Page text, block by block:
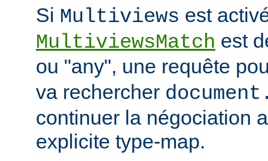
Si Multiviews est
MultiviewsMatch est
ou "any", une requête
va rechercher
continuer la négociation
explicite type-map.